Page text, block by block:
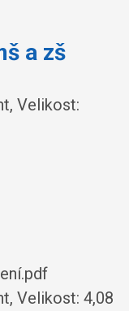
a zš
Velikost:
Velikost: 4,08